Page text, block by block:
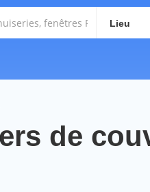
Lieu
de